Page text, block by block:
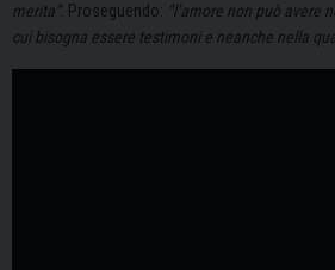
merita”. Proseguendo: “l’amore non può avere
cui bisogna essere testimoni e neanche nella